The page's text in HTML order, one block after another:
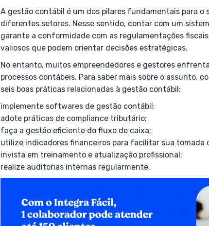
A gestão contábil é um dos pilares fundamentais para o
diferentes setores. Nesse sentido, contar com um
garante a conformidade com as regulamentações
valiosos que podem orientar decisões estratégicas.
No entanto, muitos empreendedores e gestores
processos contábeis. Para saber mais sobre o assunto,
seis boas práticas relacionadas à gestão contábil:
implemente softwares de gestão contábil;
adote práticas de compliance tributário;
faça a gestão eficiente do fluxo de caixa;
utilize indicadores financeiros para facilitar sua tomada
invista em treinamento e atualização profissional;
realize auditorias internas regularmente.